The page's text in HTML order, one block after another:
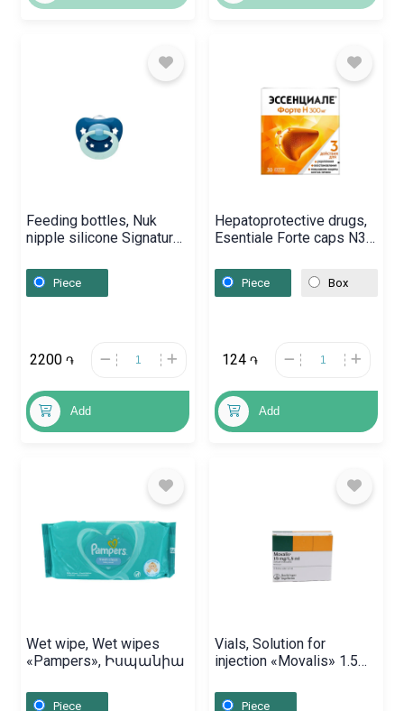
Feeding bottles, Nuk
nipple silicone Signature
Piece
2200 ֏
Add
Hepatoprotective drugs,
Esentiale Forte caps N30,
Piece Box
124 ֏
Add
Wet wipe, Wet wipes
«Pampers», Իսպանիա
Piece
Vials, Solution for
injection «Movalis» 1.5ml,
Piece